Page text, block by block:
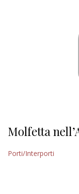
Molfetta
Porti/Interporti